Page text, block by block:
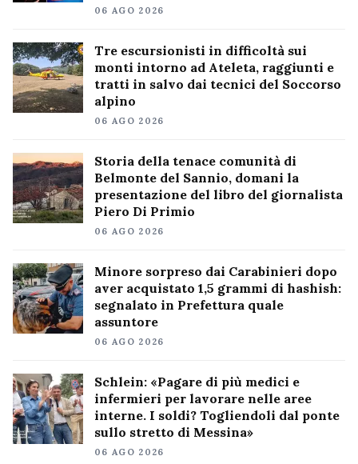
06 AGO 2026
Tre escursionisti in difficoltà sui
monti intorno ad Ateleta, raggiunti e
tratti in salvo dai tecnici del Soccorso
alpino
06 AGO 2026
Storia della tenace comunità di
Belmonte del Sannio, domani la
presentazione del libro del giornalista
Piero Di Primio
06 AGO 2026
Minore sorpreso dai Carabinieri dopo
aver acquistato 1,5 grammi di hashish:
segnalato in Prefettura quale
assuntore
06 AGO 2026
Schlein: «Pagare di più medici e
infermieri per lavorare nelle aree
interne. I soldi? Togliendoli dal ponte
sullo stretto di Messina»
06 AGO 2026